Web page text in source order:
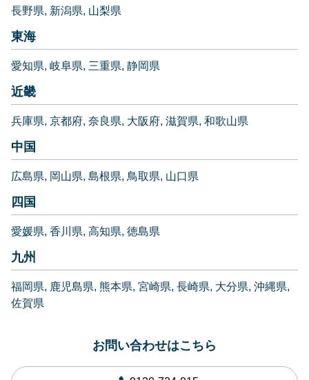
長野県 新潟県 山梨県
東海
愛知県 岐阜県 三重県 静岡県
近畿
兵庫県 京都府 奈良県 大阪府 滋賀県 和歌山県
中国
広島県 岡山県 島根県 鳥取県 山口県
四国
愛媛県 香川県 高知県 徳島県
九州
福岡県 鹿児島県 熊本県 宮崎県 長崎県 大分県 沖縄県
佐賀県
お問い合わせはこちら